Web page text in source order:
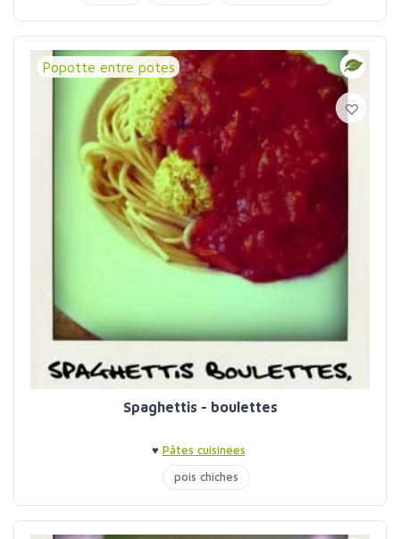
Popotte entre potes
Spaghettis - boulettes
♥ Pâtes cuisinées
pois chiches